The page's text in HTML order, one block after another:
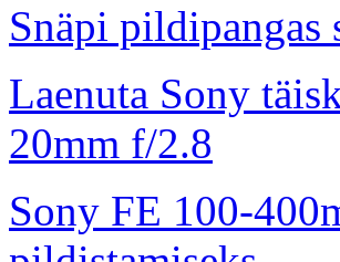
Snäpi pildipangas
Laenuta Sony
20mm f/2.8
Sony FE 100-